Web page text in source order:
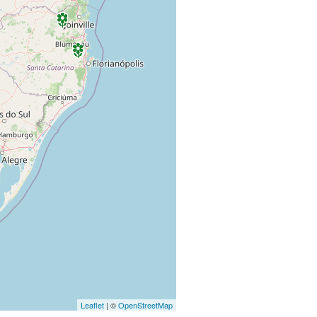
Leaflet| ©OpenStreetMap